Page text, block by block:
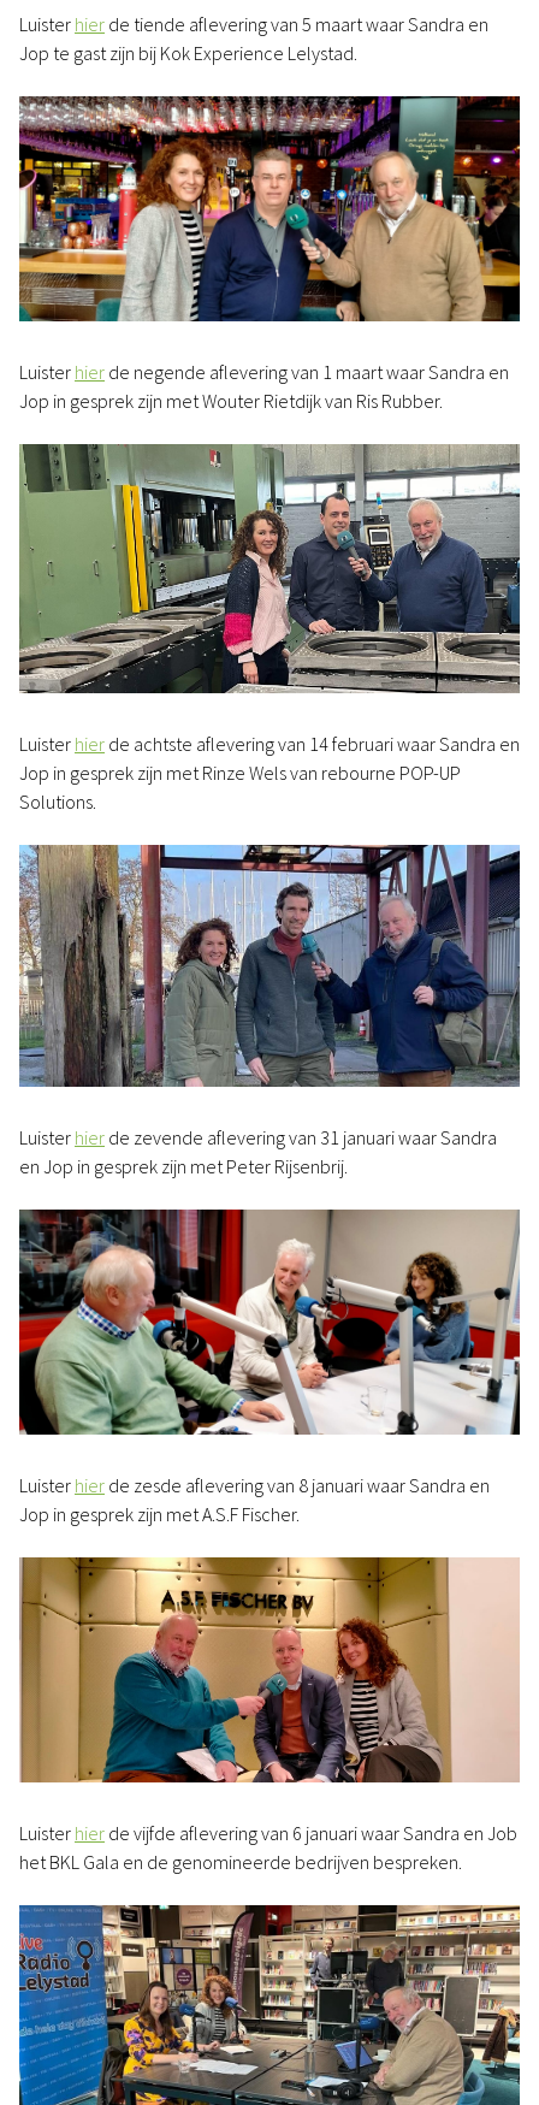
Luister hier de tiende aflevering van 5 maart waar Sandra en
Jop te gast zijn bij Kok Experience Lelystad.
Luister hier de negende aflevering van 1 maart waar Sandra en
Jop in gesprek zijn met Wouter Rietdijk van Ris Rubber.
Luister hier de achtste aflevering van 14 februari waar Sandra en
Jop in gesprek zijn met Rinze Wels van rebourne POP-UP
Solutions.
Luister hier de zevende aflevering van 31 januari waar Sandra
en Jop in gesprek zijn met Peter Rijsenbrij.
Luister hier de zesde aflevering van 8 januari waar Sandra en
Jop in gesprek zijn met A.S.F Fischer.
Luister hier de vijfde aflevering van 6 januari waar Sandra en Job
het BKL Gala en de genomineerde bedrijven bespreken.